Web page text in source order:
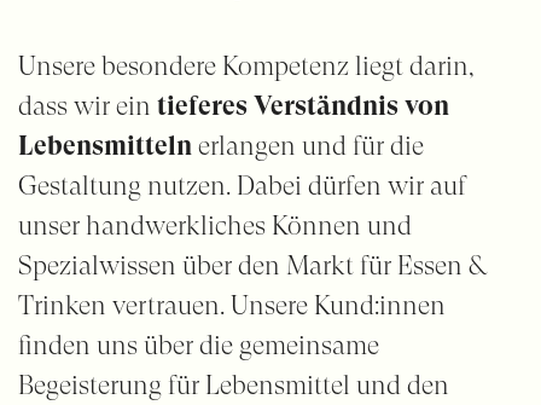
Unsere besondere Kompetenz liegt darin,
dass wir ein tieferes Verständnis von
Lebensmitteln erlangen und für die
Gestaltung nutzen. Dabei dürfen wir auf
unser handwerkliches Können und
Spezialwissen über den Markt für Essen &
Trinken vertrauen. Unsere Kund:innen
finden uns über die gemeinsame
Begeisterung für Lebensmittel und den